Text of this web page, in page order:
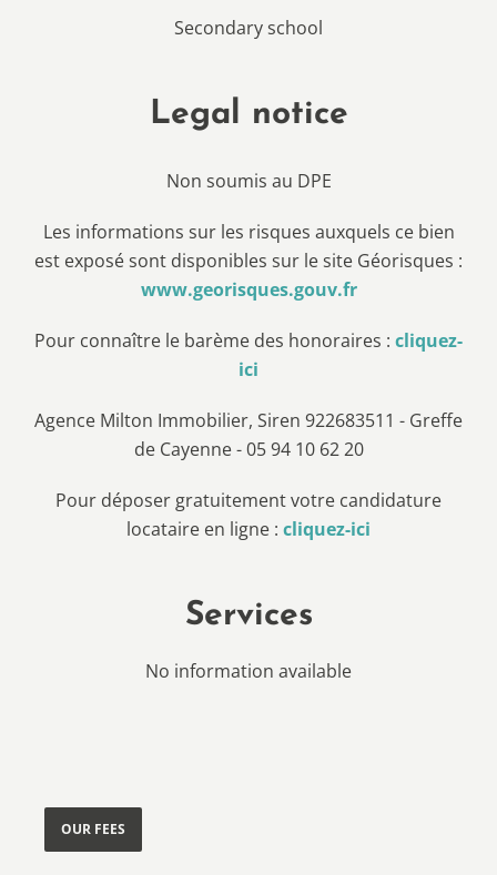
Secondary school
Legal notice
Non soumis au DPE
Les informations sur les risques auxquels ce bien
est exposé sont disponibles sur le site Géorisques :
www.georisques.gouv.fr
Pour connaître le barème des honoraires : cliquez-
ici
Agence Milton Immobilier, Siren 922683511 - Greffe
de Cayenne - 05 94 10 62 20
Pour déposer gratuitement votre candidature
locataire en ligne : cliquez-ici
Services
No information available
OUR FEES